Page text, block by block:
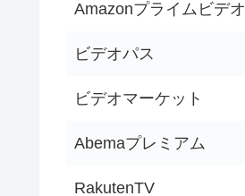
Amazonプライムビデオ
ビデオパス
ビデオマーケット
Abemaプレミアム
RakutenTV